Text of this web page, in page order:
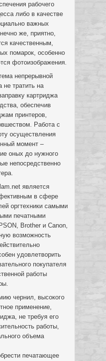
рабочего
либо в качестве
важных
же, приятно,
качественным,
помарок, особенно
фотоизображения.
непрерывной
не тратить на
картриджа
обеспечив
принтеров,
Работа с
осуществления
момент –
оных до нужного
непосредственно
является
в сфере
оргтехники самыми
печатными
Brother и Canon,
возможность
удовлетворить
покупателя
работы
чернил, высокого
применение,
не требуя его
работы,
объема
печатающее